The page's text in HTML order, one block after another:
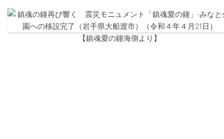
【鎮魂愛の鐘海側より】